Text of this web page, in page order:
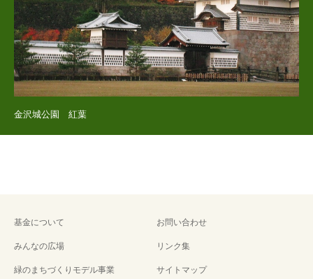
金沢城公園 紅葉
基金について
みんなの広場
緑のまちづくりモデル事業
お問い合わせ
リンク集
サイトマップ